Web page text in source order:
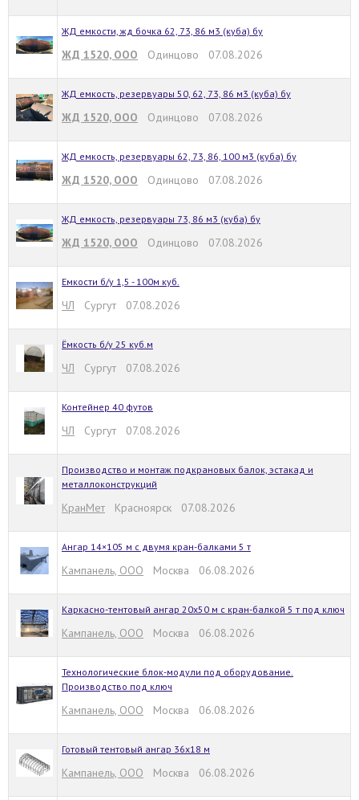
ЖД емкости, жд бочка 62, 73, 86 м3 (куба) бу
ЖД 1520, ООО Одинцово 07.08.2026
ЖД емкость, резервуары 50, 62, 73, 86 м3 (куба) бу
ЖД 1520, ООО Одинцово 07.08.2026
ЖД емкость, резервуары 62, 73, 86, 100 м3 (куба) бу
ЖД 1520, ООО Одинцово 07.08.2026
ЖД емкость, резервуары 73, 86 м3 (куба) бу
ЖД 1520, ООО Одинцово 07.08.2026
Емкости б/у 1,5 - 100м куб.
ЧЛ Сургут 07.08.2026
Ёмкость б/у 25 куб.м
ЧЛ Сургут 07.08.2026
Контейнер 40 футов
ЧЛ Сургут 07.08.2026
Производство и монтаж подкрановых балок, эстакад и
металлоконструкций
КранМет Красноярск 07.08.2026
Ангар 14×105 м с двумя кран-балками 5 т
Кампанель, ООО Москва 06.08.2026
Каркасно-тентовый ангар 20х50 м с кран-балкой 5 т под ключ
Кампанель, ООО Москва 06.08.2026
Технологические блок-модули под оборудование.
Производство под ключ
Кампанель, ООО Москва 06.08.2026
Готовый тентовый ангар 36х18 м
Кампанель, ООО Москва 06.08.2026